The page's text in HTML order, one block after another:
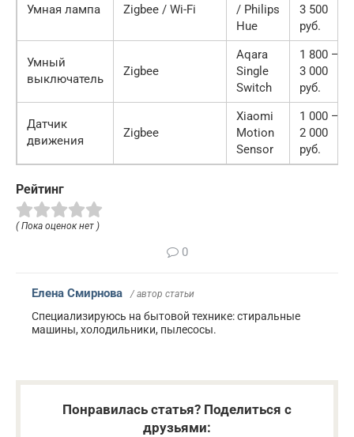
Умная лампа Zigbee / Wi-Fi
/ Philips
Hue
3 500
руб.
Умный
выключатель
Zigbee
Aqara
Single
Switch
1 800 —
3 000
руб.
Датчик
движения
Zigbee
Xiaomi
Motion
Sensor
1 000 —
2 000
руб.
Рейтинг
( Пока оценок нет )
0
Елена Смирнова / автор статьи
Специализируюсь на бытовой технике: стиральные
машины, холодильники, пылесосы.
Понравилась статья? Поделиться с
друзьями: